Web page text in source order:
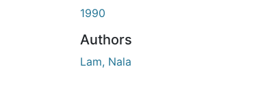
1990
Authors
Lam, Nala